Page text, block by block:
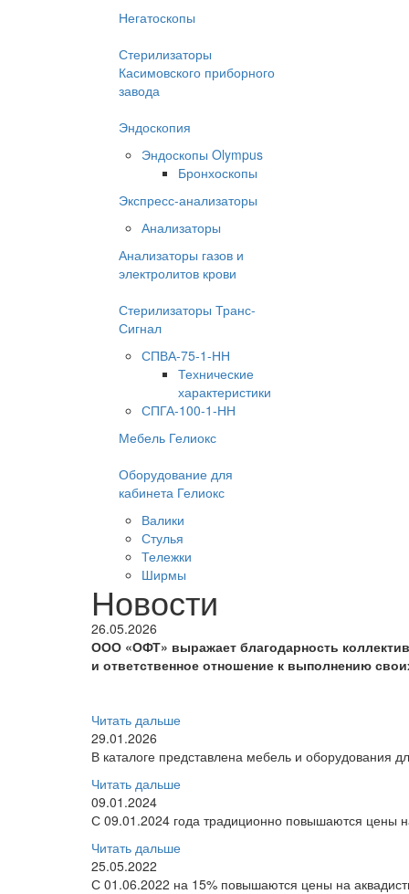
Негатоскопы
Стерилизаторы
Касимовского приборного
завода
Эндоскопия
Эндоскопы Olympus
Бронхоскопы
Экспресс-анализаторы
Анализаторы
Анализаторы газов и
электролитов крови
Стерилизаторы Транс-
Сигнал
СПВА-75-1-НН
Технические
характеристики
СПГА-100-1-НН
Мебель Гелиокс
Оборудование для
кабинета Гелиокс
Валики
Стулья
Тележки
Ширмы
Новости
26.05.2026
ООО «ОФТ» выражает благодарность
и ответственное отношение к выполнению
Читать дальше
29.01.2026
В каталоге представлена мебель и оборудования
Читать дальше
09.01.2024
С 09.01.2024 года традиционно повышаются цены
Читать дальше
25.05.2022
С 01.06.2022 на 15% повышаются цены на